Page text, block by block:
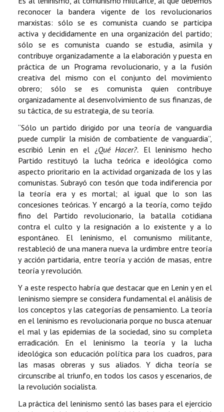
reconocer la bandera vigente de los revolucionarios
marxistas: sólo se es comunista cuando se participa
activa y decididamente en una organización del partido;
sólo se es comunista cuando se estudia, asimila y
contribuye organizadamente a la elaboración y puesta en
práctica de un Programa revolucionario, y a la fusión
creativa del mismo con el conjunto del movimiento
obrero; sólo se es comunista quien contribuye
organizadamente al desenvolvimiento de sus finanzas, de
su táctica, de su estrategia, de su teoría.
“Sólo un partido dirigido por una teoría de vanguardia
puede cumplir la misión de combatiente de vanguardia”,
escribió Lenin en el ¿Qué Hacer?. El leninismo hecho
Partido restituyó la lucha teórica e ideológica como
aspecto prioritario en la actividad organizada de los y las
comunistas. Subrayó con tesón que toda indiferencia por
la teoría era y es mortal; al igual que lo son las
concesiones teóricas. Y encargó a la teoría, como tejido
fino del Partido revolucionario, la batalla cotidiana
contra el culto y la resignación a lo existente y a lo
espontáneo. El leninismo, el comunismo militante,
restableció de una manera nueva la urdimbre entre teoría
y acción partidaria, entre teoría y acción de masas, entre
teoría y revolución.
Y a este respecto habría que destacar que en Lenin y en el
leninismo siempre se considera fundamental el análisis de
los conceptos y las categorías de pensamiento. La teoría
en el leninismo es revolucionaria porque no busca atenuar
el mal y las epidemias de la sociedad, sino su completa
erradicación. En el leninismo la teoría y la lucha
ideológica son educación política para los cuadros, para
las masas obreras y sus aliados. Y dicha teoría se
circunscribe al triunfo, en todos los casos y escenarios, de
la revolución socialista.
La práctica del leninismo sentó las bases para el ejercicio